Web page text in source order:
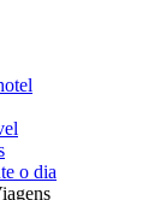
o dia